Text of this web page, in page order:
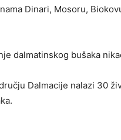
Dinari, Mosoru,
dalmatinskog bušaka
Dalmacije nalazi 30